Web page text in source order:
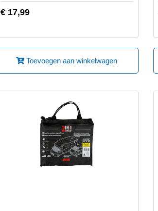
€ 17,99
Toevoegen aan winkelwagen